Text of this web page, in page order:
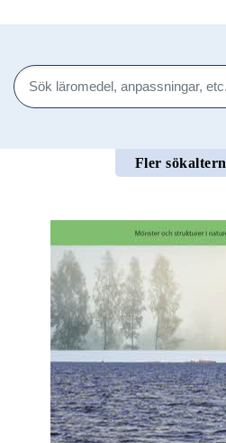
Sök
Fler